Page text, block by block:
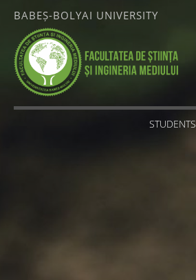
content
FACULTATEA
DE ȘTIINȚA
ȘI
INGINERIA
BABEȘ-BOLYAI UNIVERSITY
STUDENTS